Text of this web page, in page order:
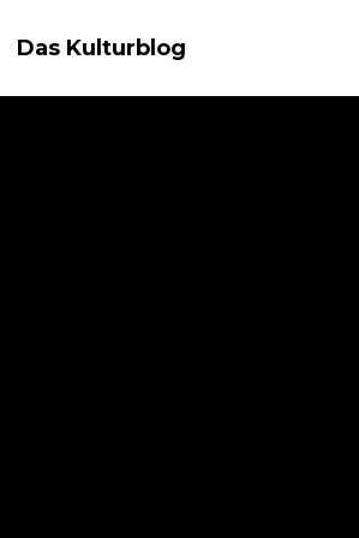
Das Kulturblog